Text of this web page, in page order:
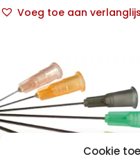
Cookie
Voeg toe aan